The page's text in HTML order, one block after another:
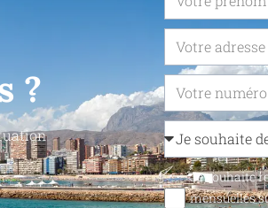
?
Je souhaite
mensuelles